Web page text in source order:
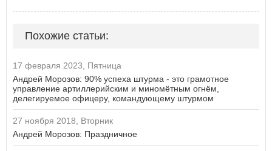
Похожие статьи:
17 февраля 2023, Пятница
Андрей Морозов: 90% успеха штурма - это грамотное
управление артиллерийским и миномётным огнём,
делегируемое офицеру, командующему штурмом
27 ноября 2018, Вторник
Андрей Морозов: Праздничное